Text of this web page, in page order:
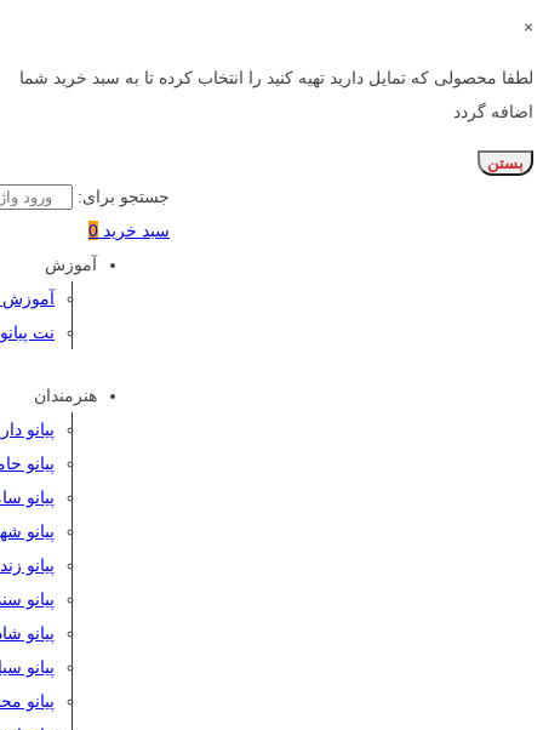
×
لطفا محصولی که تمایل دارید تهیه کنید را انتخاب کرده تا به سبد خرید شما
اضافه گردد
بستن
جستجو برای:
سبد خرید 0
آموزش
آموزش
نت پیانو
هنرمندان
پیانو
پیانو
پیانو
پیانو
پیانو
پیانو
پیانو
پیانو
پیانو